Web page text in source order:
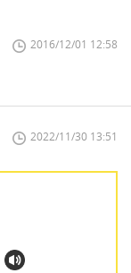
2016/12/01 12:58
2022/11/30 13:51